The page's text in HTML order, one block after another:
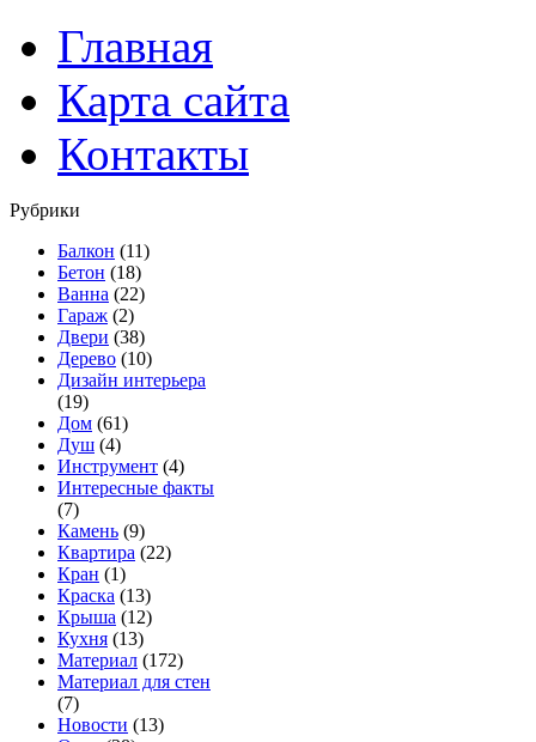
Главная
Карта сайта
Контакты
Рубрики
Балкон (11)
Бетон (18)
Ванна (22)
Гараж (2)
Двери (38)
Дерево (10)
Дизайн интерьера
(19)
Дом (61)
Душ (4)
Инструмент (4)
Интересные факты
(7)
Камень (9)
Квартира (22)
Кран (1)
Краска (13)
Крыша (12)
Кухня (13)
Материал (172)
Материал для стен
(7)
Новости (13)